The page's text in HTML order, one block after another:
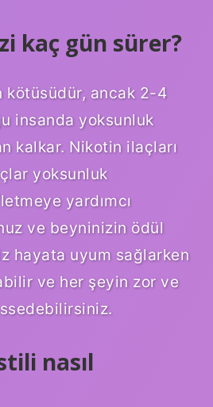
kaç gün sürer?
kötüsüdür, ancak 2-4
insanda yoksunluk
kalkar. Nikotin ilaçları
yoksunluk
yardımcı
ve beyninizin ödül
hayata uyum sağlarken
ve her şeyin zor ve
nasıl